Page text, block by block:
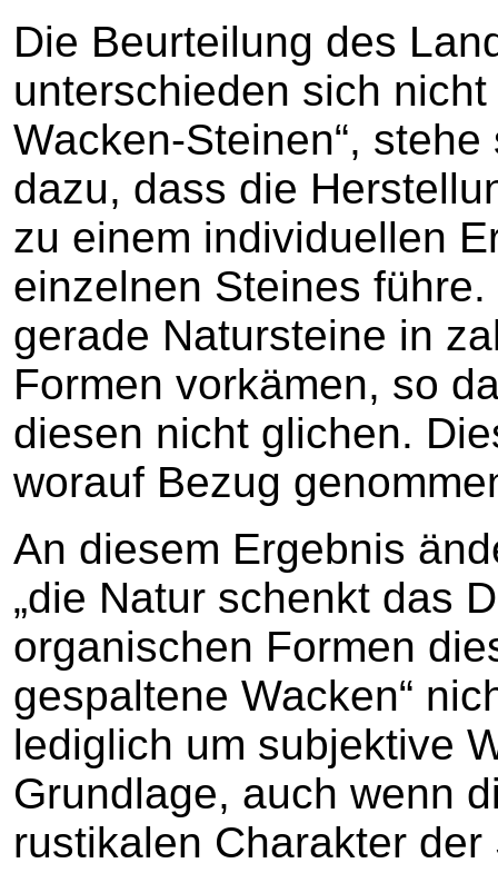
Die Beurteilung des
unterschieden sich
Wacken-Steinen“,
dazu, dass die
zu einem individuellen
einzelnen Steines
gerade Natursteine in
Formen vorkämen, so
diesen nicht glichen.
worauf Bezug
An diesem Ergebnis
„die Natur schenkt das
organischen Formen
gespaltene Wacken“
lediglich um subjektive
Grundlage, auch wenn
rustikalen Charakter